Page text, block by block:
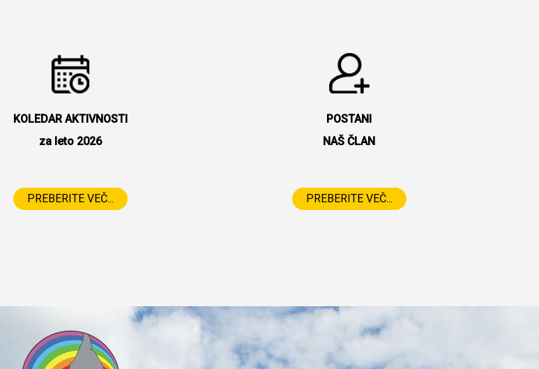
KOLEDAR AKTIVNOSTI
za leto 2026
PREBERITE VEČ...
POSTANI
NAŠ ČLAN
PREBERITE VEČ...